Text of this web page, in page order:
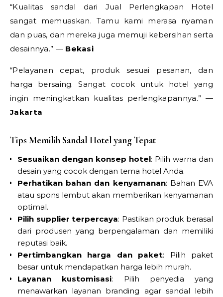
“Kualitas sandal dari Jual Perlengkapan Hotel
sangat memuaskan. Tamu kami merasa nyaman
dan puas, dan mereka juga memuji kebersihan serta
desainnya.” — Bekasi
“Pelayanan cepat, produk sesuai pesanan, dan
harga bersaing. Sangat cocok untuk hotel yang
ingin meningkatkan kualitas perlengkapannya.” —
Jakarta
Tips Memilih Sandal Hotel yang Tepat
Sesuaikan dengan konsep hotel: Pilih warna dan
desain yang cocok dengan tema hotel Anda.
Perhatikan bahan dan kenyamanan: Bahan EVA
atau spons lembut akan memberikan kenyamanan
optimal.
Pilih supplier terpercaya: Pastikan produk berasal
dari produsen yang berpengalaman dan memiliki
reputasi baik.
Pertimbangkan harga dan paket: Pilih paket
besar untuk mendapatkan harga lebih murah.
Layanan kustomisasi: Pilih penyedia yang
menawarkan layanan branding agar sandal lebih